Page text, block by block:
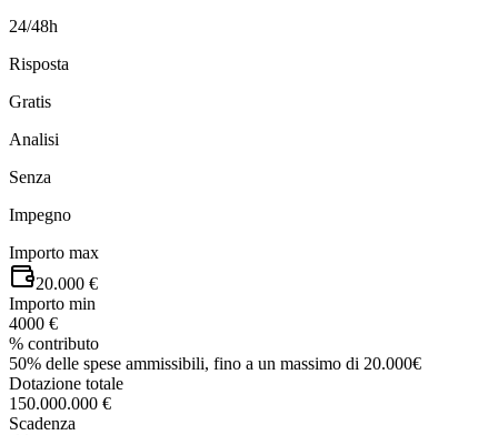
24/48h
Risposta
Gratis
Analisi
Senza
Impegno
Importo max
20.000 €
Importo min
4000 €
% contributo
50% delle spese ammissibili, fino a un massimo di 20.000€
Dotazione totale
150.000.000 €
Scadenza